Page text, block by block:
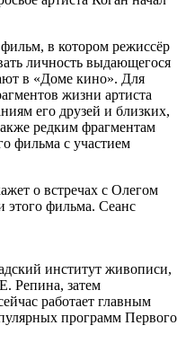
в котором режиссёр
личность выдающегося
в «Доме кино». Для
жизни артиста
его друзей и близких,
редким фрагментам
фильма с участием
о встречах с Олегом
этого фильма. Сеанс
институт живописи,
Репина, затем
работает главным
программ Первого